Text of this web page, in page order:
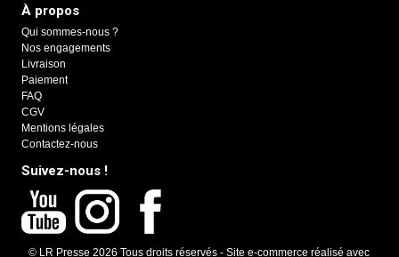
À propos
Qui sommes-nous ?
Nos engagements
Livraison
Paiement
FAQ
CGV
Mentions légales
Contactez-nous
Suivez-nous !
© LR Presse 2026 Tous droits réservés -Site e-commerce réalisé avec